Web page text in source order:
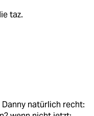
taz.
natürlich recht: